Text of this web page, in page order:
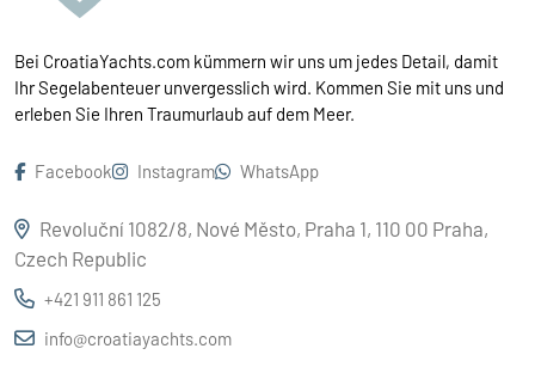
Bei CroatiaYachts.com kümmern wir uns um jedes Detail, damit
Ihr Segelabenteuer unvergesslich wird. Kommen Sie mit uns und
erleben Sie Ihren Traumurlaub auf dem Meer.
Facebook Instagram WhatsApp
Revoluční 1082/8, Nové Město, Praha 1, 110 00 Praha,
Czech Republic
+421 911 861 125
info@croatiayachts.com